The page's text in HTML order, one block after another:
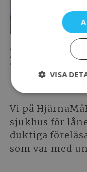
Lena von Koch,
Mikael Åkerlund
tillvara på den.
Vi på
sjukhus för
duktiga
som var med
VISA